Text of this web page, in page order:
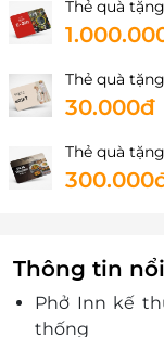
Thẻ quà
Thẻ quà
30.000đ
Thẻ quà
Thông tin
Phở Inn kế
thống